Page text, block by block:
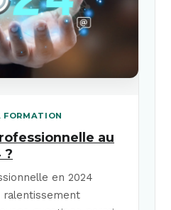
FORMATION
au
?
en 2024
ralentissement